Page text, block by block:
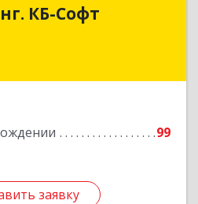
КБ-Софт
99
заявку
обл, г.о Богородский,
ул, Здание № 41В,
заявку